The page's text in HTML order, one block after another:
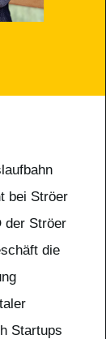
bei Ströer
der Ströer
die
Startups